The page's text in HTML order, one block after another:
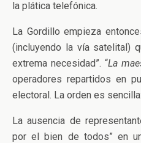
la plática telefónica.
La Gordillo empieza
(incluyendo la vía satelital)
extrema necesidad”. “La
operadores repartidos en
electoral. La orden es
La ausencia de
por el bien de todos” en